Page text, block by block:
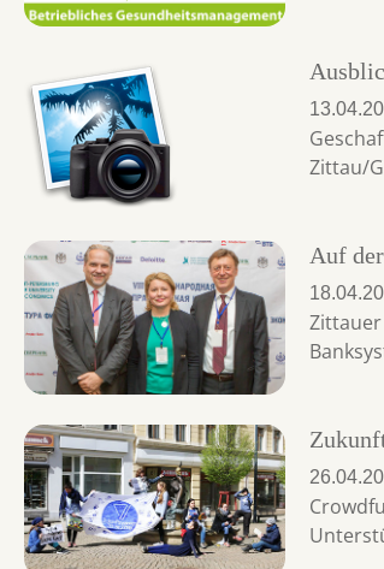
Zittau/
Auf